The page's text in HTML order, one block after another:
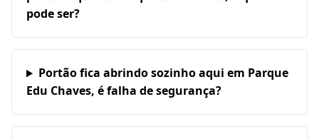
pode ser?
Portão fica abrindo sozinho aqui em Parque
Edu Chaves, é falha de segurança?